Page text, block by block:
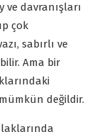
ve davranışları
çok
sabırlı ve
Ama bir
değildir.